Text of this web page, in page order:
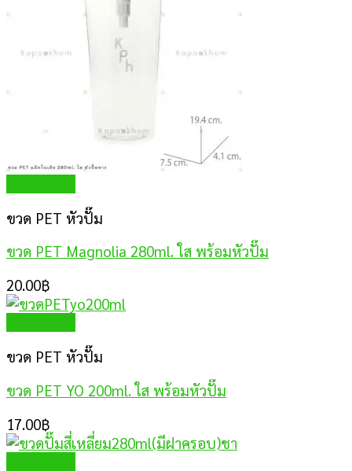
ขวด PET หัวปั๊ม
ขวด PET Magnolia 280ml. ใส พร้อมหัวปั๊ม
20.00฿
ขวด PET หัวปั๊ม
ขวด PET YO 200ml. ใส พร้อมหัวปั๊ม
17.00฿